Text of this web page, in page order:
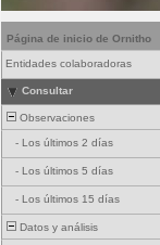
Página de inicio de Ornitho
Entidades colaboradoras
Consultar
Observaciones
- Los últimos 2 días
- Los últimos 5 días
- Los últimos 15 días
Datos y análisis